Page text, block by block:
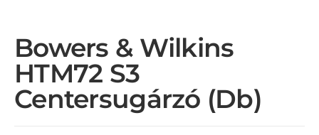
Bowers & Wilkins
HTM72 S3
Centersugárzó (db)